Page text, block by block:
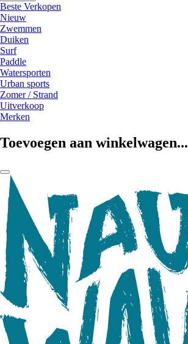
Beste Verkopen
Nieuw
Zwemmen
Duiken
Surf
Paddle
Watersporten
Urban sports
Zomer / Strand
Uitverkoop
Merken
Toevoegen aan winkelwagen...